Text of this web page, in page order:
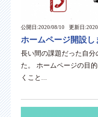
公開日:2020/08/10 更新日
ホームページ開設し
長い間の課題だった自分
た。 ホームページの目
くこと...